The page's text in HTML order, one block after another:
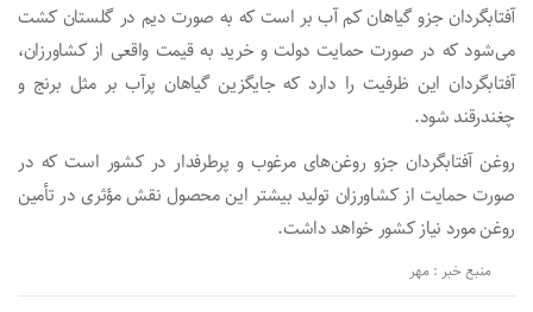
آفتابگردان جزو گیاهان کم آب بر است که به صورت دیم در گلستان کشت
می‌شود که در صورت حمایت دولت و خرید به قیمت واقعی از کشاورزان،
آفتابگردان این ظرفیت را دارد که جایگزین گیاهان پرآب بر مثل برنج و
چغندرقند شود.
روغن آفتابگردان جزو روغن‌های مرغوب و پرطرفدار در کشور است که در
صورت حمایت از کشاورزان تولید بیشتر این محصول نقش مؤثری در تأمین
روغن مورد نیاز کشور خواهد داشت.
منبع خبر : مهر